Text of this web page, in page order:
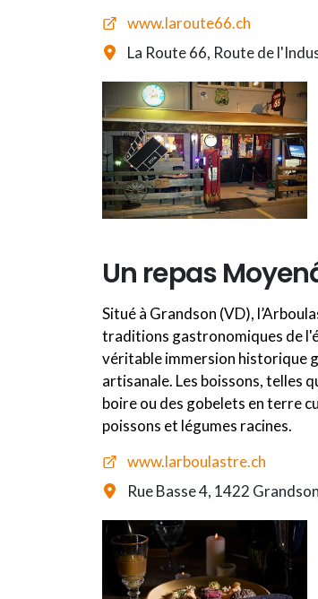
www.laroute66.ch
La Route 66, Route de
Un repas
Situé à Grandson (VD),
traditions gastronomiques de
véritable immersion historique
artisanale. Les boissons, telles
boire ou des gobelets en terre
poissons et légumes racines.
www.larboulastre.ch
Rue Basse 4, 1422